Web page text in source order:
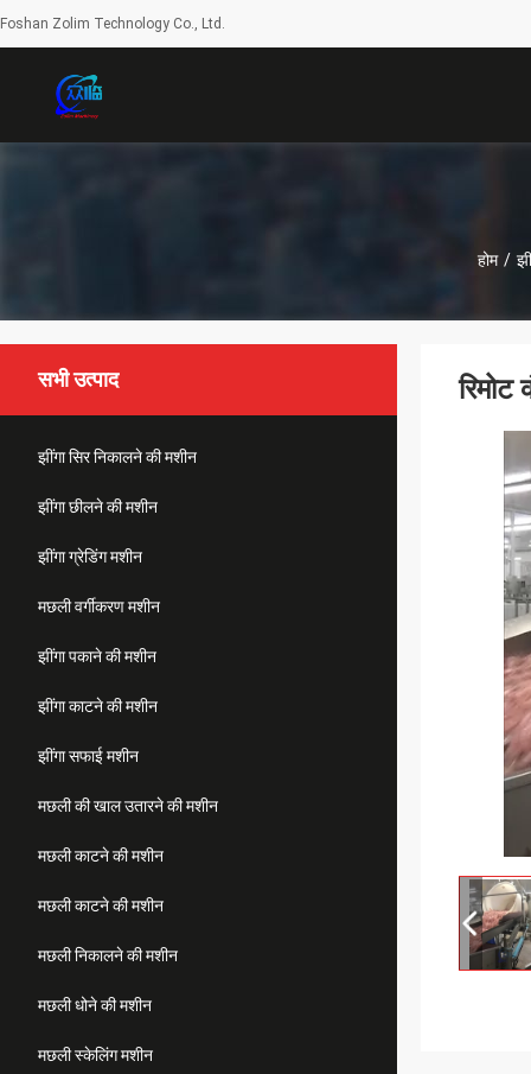
Foshan Zolim Technology Co., Ltd.
होम /
सभी उत्पाद
झींगा सिर निकालने की मशीन
झींगा छीलने की मशीन
झींगा ग्रेडिंग मशीन
मछली वर्गीकरण मशीन
झींगा पकाने की मशीन
झींगा काटने की मशीन
झींगा सफाई मशीन
मछली की खाल उतारने की मशीन
मछली काटने की मशीन
मछली काटने की मशीन
मछली निकालने की मशीन
मछली धोने की मशीन
मछली स्केलिंग मशीन